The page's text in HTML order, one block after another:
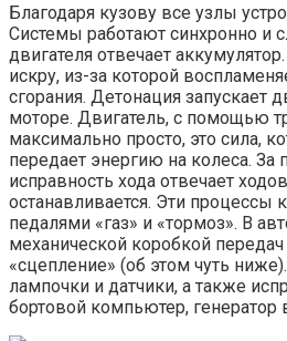
Благодаря кузову все узлы
Системы работают синхронно и
двигателя отвечает
искру, из-за которой
сгорания. Детонация запускает
моторе. Двигатель, с помощью
максимально просто, это сила,
передает энергию на колеса. За
исправность хода отвечает
останавливается. Эти процессы
педалями «газ» и «тормоз». В
механической коробкой
«сцепление» (об этом чуть
лампочки и датчики, а также
бортовой компьютер, генератор